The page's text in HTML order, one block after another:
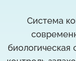
Система